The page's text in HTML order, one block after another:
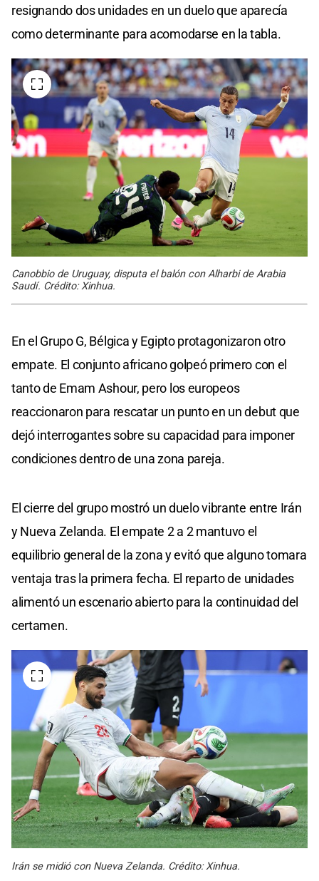
resignando dos unidades en un duelo que aparecía
como determinante para acomodarse en la tabla.
Canobbio de Uruguay, disputa el balón con Alharbi de Arabia
Saudí. Crédito: Xinhua.
En el Grupo G, Bélgica y Egipto protagonizaron otro
empate. El conjunto africano golpeó primero con el
tanto de Emam Ashour, pero los europeos
reaccionaron para rescatar un punto en un debut que
dejó interrogantes sobre su capacidad para imponer
condiciones dentro de una zona pareja.
El cierre del grupo mostró un duelo vibrante entre Irán
y Nueva Zelanda. El empate 2 a 2 mantuvo el
equilibrio general de la zona y evitó que alguno tomara
ventaja tras la primera fecha. El reparto de unidades
alimentó un escenario abierto para la continuidad del
certamen.
Irán se midió con Nueva Zelanda. Crédito: Xinhua.